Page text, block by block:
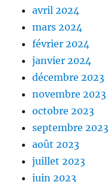
avril 2024
mars 2024
février 2024
janvier 2024
décembre 2023
novembre 2023
octobre 2023
septembre 2023
août 2023
juillet 2023
juin 2023